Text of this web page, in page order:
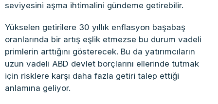
seviyesini aşma ihtimalini gündeme getirebilir.
Yükselen getirilere 30 yıllık enflasyon başabaş
oranlarında bir artış eşlik etmezse bu durum vadeli
primlerin arttığını gösterecek. Bu da yatırımcıların
uzun vadeli ABD devlet borçlarını ellerinde tutmak
için risklere karşı daha fazla getiri talep ettiği
anlamına geliyor.